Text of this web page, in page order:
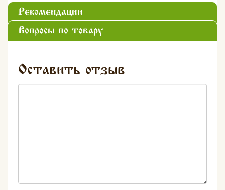
Рекомендации
Вопросы по товару
Оставить отзыв